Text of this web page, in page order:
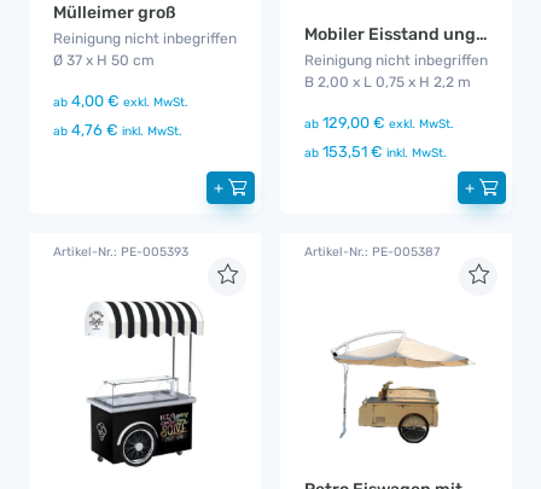
Mülleimer groß
Reinigung nicht inbegriffen
Ø 37 x H 50 cm
ab 4,00 € exkl. MwSt.
ab 4,76 € inkl. MwSt.
+
Mobiler Eisstand ungebrandet
Reinigung nicht inbegriffen
B 2,00 x L 0,75 x H 2,2 m
ab 129,00 € exkl. MwSt.
ab 153,51 € inkl. MwSt.
+
Artikel-Nr.: PE-005393 Artikel-Nr.: PE-005387